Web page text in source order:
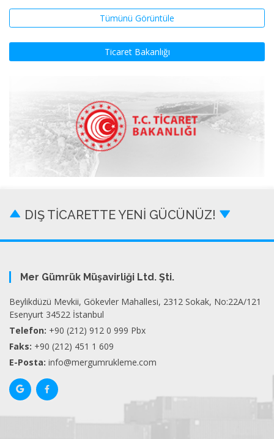
Tümünü Görüntüle
Ticaret Bakanlığı
DIŞ TİCARETTE YENİ GÜCÜNÜZ!
Mer Gümrük Müşavirliği Ltd. Şti.
Beylikdüzü Mevkii, Gökevler Mahallesi, 2312 Sokak, No:22A/121
Esenyurt 34522 İstanbul
Telefon: +90 (212) 912 0 999 Pbx
Faks: +90 (212) 451 1 609
E-Posta: info@mergumrukleme.com